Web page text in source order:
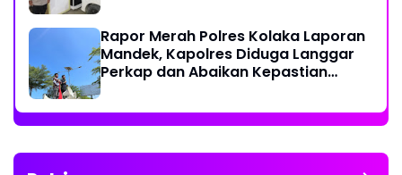
Rapor Merah Polres Kolaka Laporan
Mandek, Kapolres Diduga Langgar
Perkap dan Abaikan Kepastian